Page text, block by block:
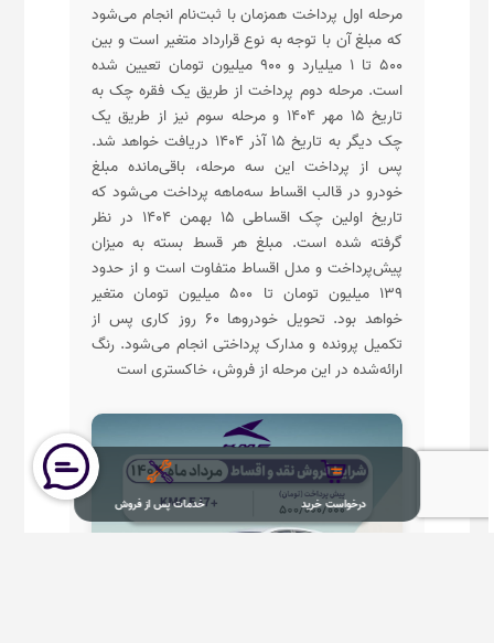
مرحله اول پرداخت همزمان با ثبت‌نام انجام می‌شود
که مبلغ آن با توجه به نوع قرارداد متغیر است و بین
۵۰۰ تا ۱ میلیارد و ۹۰۰ میلیون تومان تعیین شده
است. مرحله دوم پرداخت از طریق یک فقره چک به
تاریخ ۱۵ مهر ۱۴۰۴ و مرحله سوم نیز از طریق یک
چک دیگر به تاریخ ۱۵ آذر ۱۴۰۴ دریافت خواهد شد.
پس از پرداخت این سه مرحله، باقی‌مانده مبلغ
خودرو در قالب اقساط سه‌ماهه پرداخت می‌شود که
تاریخ اولین چک اقساطی ۱۵ بهمن ۱۴۰۴ در نظر
گرفته شده است. مبلغ هر قسط بسته به میزان
پیش‌پرداخت و مدل اقساط متفاوت است و از حدود
۱۳۹ میلیون تومان تا ۵۰۰ میلیون تومان متغیر
خواهد بود. تحویل خودروها ۶۰ روز کاری پس از
تکمیل پرونده و مدارک پرداختی انجام می‌شود. رنگ
ارائه‌شده در این مرحله از فروش، خاکستری است
درخواست خرید خدمات پس از فروش